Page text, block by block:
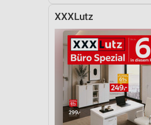
XXXLutz
Analyse von Zielgruppen durch
Entwicklung und Verbesserung der
Verwendung reduzierter Daten zur
Verwendung genauer